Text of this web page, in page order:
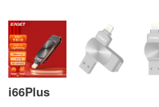
i66Plus